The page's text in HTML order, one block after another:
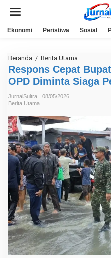
Ekonomi Peristiwa Sosial
Beranda / Berita Utama
e
s
p
a
t
B
u
p
a
t
i
B
o
n
e
H
a
d
a
p
Respons Cepat
OPD Diminta Siaga
JurnalSultra
08/05/2026
Berita Utama